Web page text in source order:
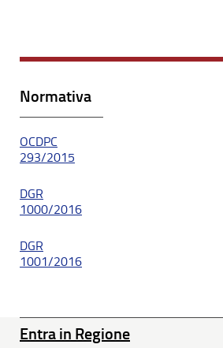
Normativa
OCDPC
293/2015
DGR
1000/2016
DGR
1001/2016
Entra in Regione